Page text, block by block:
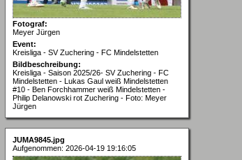
Fotograf:
Meyer Jürgen
Event:
Kreisliga - SV Zuchering - FC Mindelstetten
Bildbeschreibung:
Kreisliga - Saison 2025/26- SV Zuchering - FC
Mindelstetten - Lukas Gaul weiß Mindelstetten
#10 - Ben Forchhammer weiß Mindelstetten -
Philip Delanowski rot Zuchering - Foto: Meyer
Jürgen
JUMA9845.jpg
Aufgenommen: 2026-04-19 19:16:05